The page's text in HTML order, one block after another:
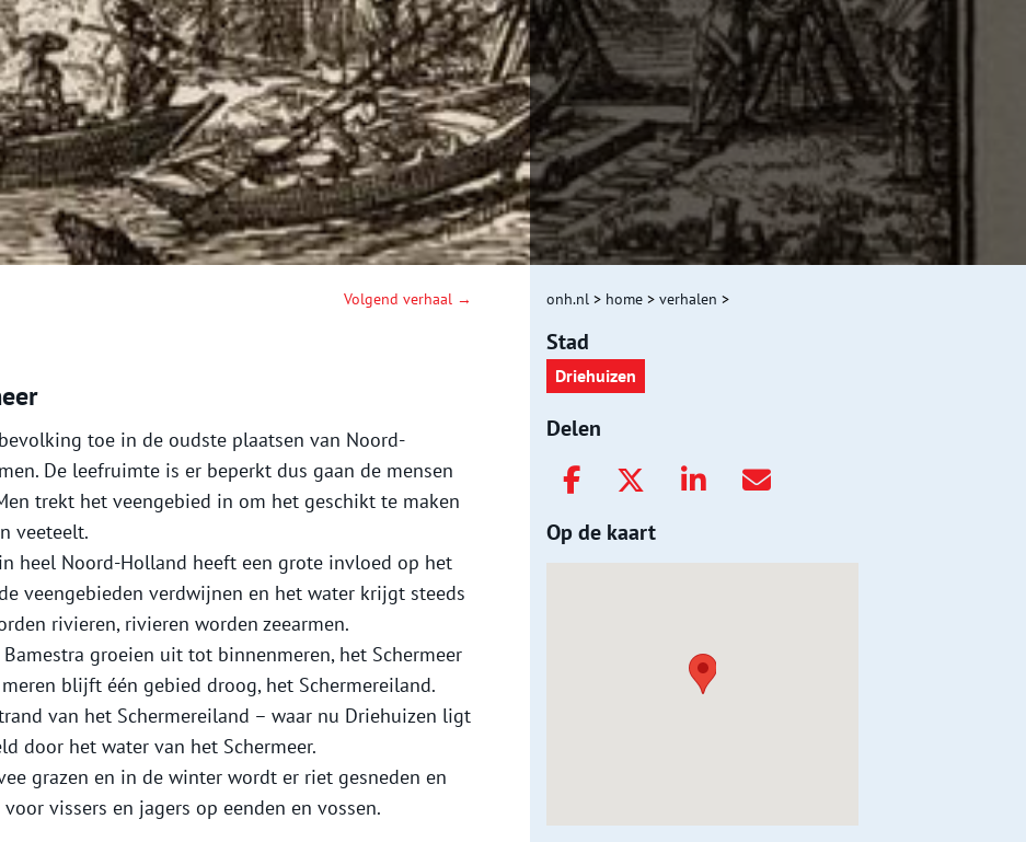
Volgend verhaal →
toe in de oudste plaatsen van Noord-
De leefruimte is er beperkt dus gaan de mensen
trekt het veengebied in om het geschikt te maken
veeteelt.
heel Noord-Holland heeft een grote invloed op het
veengebieden verdwijnen en het water krijgt steeds
rivieren, rivieren worden zeearmen.
groeien uit tot binnenmeren, het Schermeer
meren blijft één gebied droog, het Schermereiland.
van het Schermereiland – waar nu Driehuizen ligt
door het water van het Schermeer.
grazen en in de winter wordt er riet gesneden en
vissers en jagers op eenden en vossen.
onh.nl > home > verhalen >
Stad
Driehuizen
Delen
Op de kaart